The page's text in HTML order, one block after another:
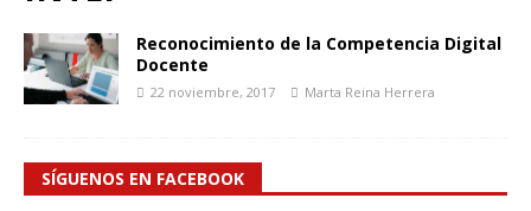
Reconocimiento de la Competencia Digital
Docente
22 noviembre, 2017 Marta Reina Herrera
SÍGUENOS EN FACEBOOK